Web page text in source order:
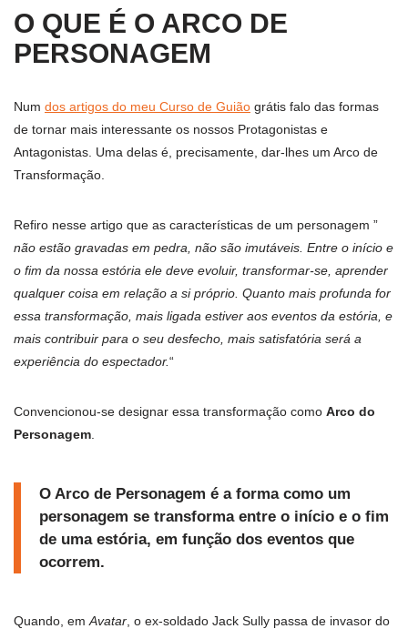
O QUE É O ARCO DE
PERSONAGEM
Num dos artigos do meu Curso de Guião grátis falo das formas
de tornar mais interessante os nossos Protagonistas e
Antagonistas. Uma delas é, precisamente, dar-lhes um Arco de
Transformação.
Refiro nesse artigo que as características de um personagem ”
não estão gravadas em pedra, não são imutáveis. Entre o início e
o fim da nossa estória ele deve evoluir, transformar-se, aprender
qualquer coisa em relação a si próprio. Quanto mais profunda for
essa transformação, mais ligada estiver aos eventos da estória, e
mais contribuir para o seu desfecho, mais satisfatória será a
experiência do espectador.“
Convencionou-se designar essa transformação como Arco do
Personagem
O Arco de Personagem é a forma como um
personagem se transforma entre o início e o fim
de uma estória, em função dos eventos que
ocorrem.
Quando, em Avatar , o ex-soldado Jack Sully passa de invasor do